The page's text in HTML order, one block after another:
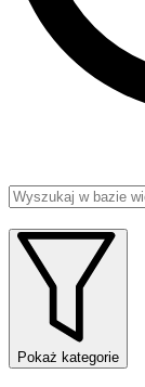
Pokaż kategorie